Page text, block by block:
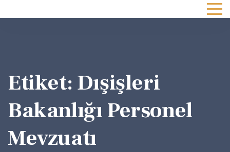
Etiket: Dışişleri
Bakanlığı Personel
Mevzuatı